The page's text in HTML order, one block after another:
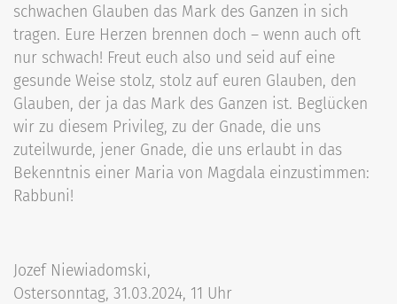
schwachen Glauben das Mark des Ganzen in sich
tragen. Eure Herzen brennen doch – wenn auch oft
nur schwach! Freut euch also und seid auf eine
gesunde Weise stolz, stolz auf euren Glauben, den
Glauben, der ja das Mark des Ganzen ist. Beglücken
wir zu diesem Privileg, zu der Gnade, die uns
zuteilwurde, jener Gnade, die uns erlaubt in das
Bekenntnis einer Maria von Magdala einzustimmen:
Rabbuni!
Jozef Niewiadomski,
Ostersonntag, 31.03.2024, 11 Uhr